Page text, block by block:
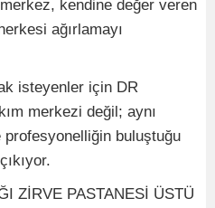
kendine değer veren
ağırlamayı
isteyenler için DR
merkezi değil; aynı
buluştuğu
ZİRVE PASTANESİ ÜSTÜ